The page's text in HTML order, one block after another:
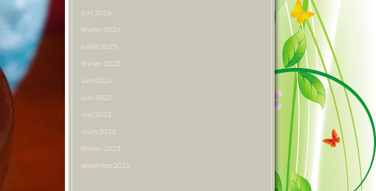
juin 2026
février 2026
juillet 2025
février 2025
avril 2024
juin 2023
mai 2023
mars 2023
février 2023
décembre 2022